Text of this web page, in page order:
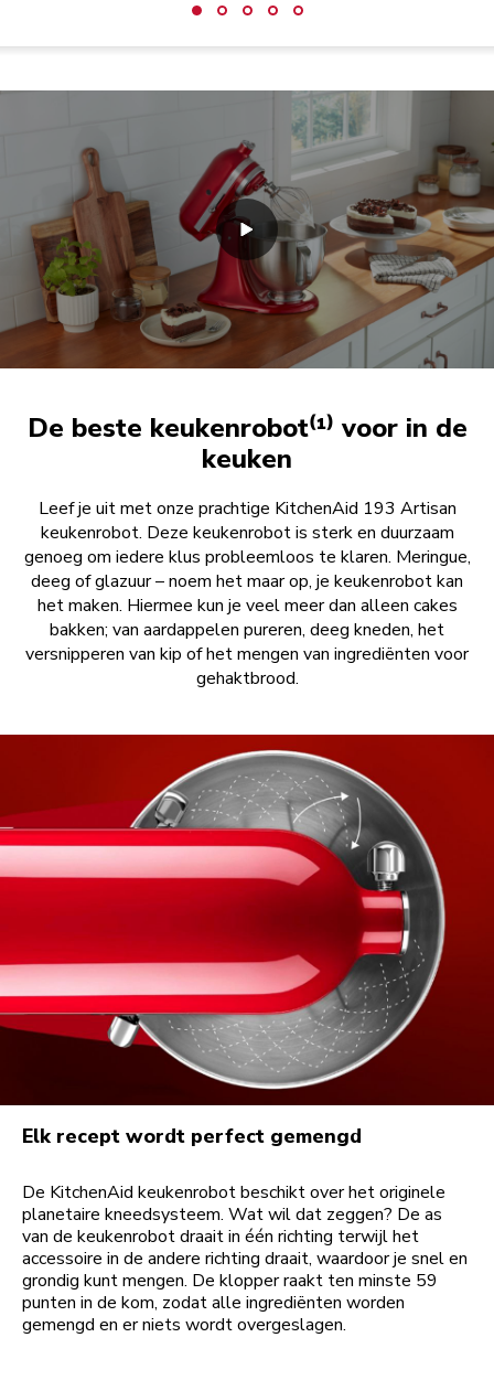
De beste keukenrobot⁽¹⁾ voor in de
keuken
Leef je uit met onze prachtige KitchenAid 193 Artisan
keukenrobot. Deze keukenrobot is sterk en duurzaam
genoeg om iedere klus probleemloos te klaren. Meringue,
deeg of glazuur – noem het maar op, je keukenrobot kan
het maken. Hiermee kun je veel meer dan alleen cakes
bakken; van aardappelen pureren, deeg kneden, het
versnipperen van kip of het mengen van ingrediënten voor
gehaktbrood.
Elk recept wordt perfect gemengd
De KitchenAid keukenrobot beschikt over het originele
planetaire kneedsysteem. Wat wil dat zeggen? De as
van de keukenrobot draait in één richting terwijl het
accessoire in de andere richting draait, waardoor je snel en
grondig kunt mengen. De klopper raakt ten minste 59
punten in de kom, zodat alle ingrediënten worden
gemengd en er niets wordt overgeslagen.